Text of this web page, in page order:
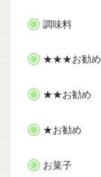
調味料
★★★お勧め
★★お勧め
★お勧め
お菓子